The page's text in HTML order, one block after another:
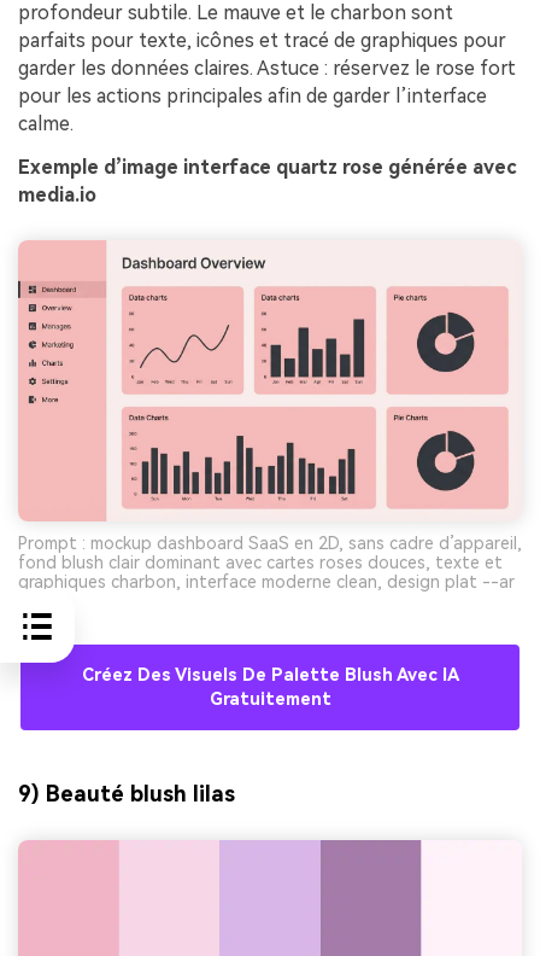
profondeur subtile. Le mauve et le charbon sont
parfaits pour texte, icônes et tracé de graphiques pour
garder les données claires. Astuce : réservez le rose fort
pour les actions principales afin de garder l’interface
calme.
Exemple d’image interface quartz rose générée avec
media.io
Prompt : mockup dashboard SaaS en 2D, sans cadre d’appareil,
fond blush clair dominant avec cartes roses douces, texte et
graphiques charbon, interface moderne clean, design plat --ar
Créez Des Visuels De Palette Blush Avec IA
Gratuitement
9) Beauté blush lilas